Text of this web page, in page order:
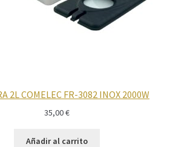
2L COMELEC FR-3082 INOX 2000W
35,00€
Añadir al carrito